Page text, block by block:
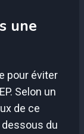
une
pour éviter
Selon un
de ce
du